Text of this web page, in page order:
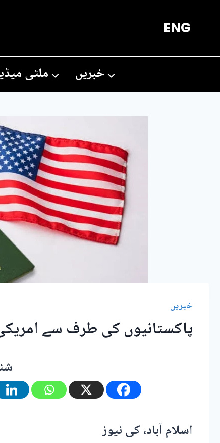
ENG
خبریں ملٹی
خبریں
پاکستانیوں کی طرف سے
اسلام آباد، کی نیوز